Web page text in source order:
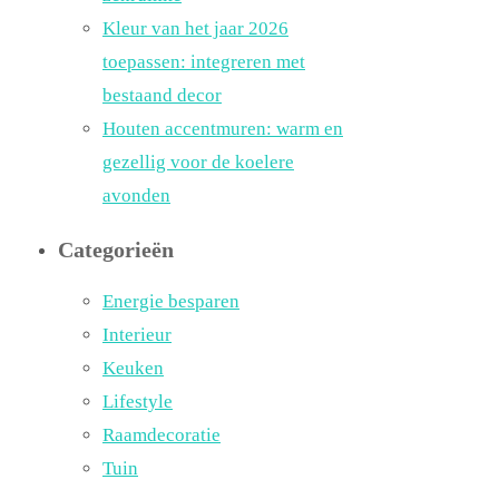
Kleur van het jaar 2026
toepassen: integreren met
bestaand decor
Houten accentmuren: warm en
gezellig voor de koelere
avonden
Categorieën
Energie besparen
Interieur
Keuken
Lifestyle
Raamdecoratie
Tuin